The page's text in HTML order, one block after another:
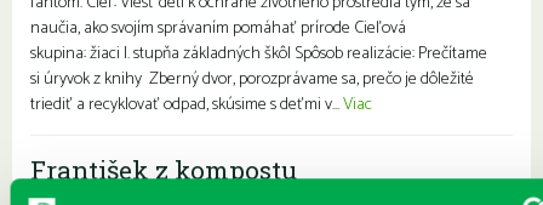
naučia, ako svojím správaním pomáhať prírode Cieľová
skupina: žiaci I. stupňa základných škôl Spôsob realizácie: Prečítame
si úryvok z knihy Zberný dvor, porozprávame sa, prečo je dôležité
triediť a recyklovať odpad, skúsime s deťmi v...Viac
František z kompostu
Každý deň |